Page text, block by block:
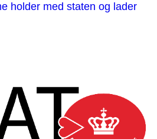
holder med staten og lader